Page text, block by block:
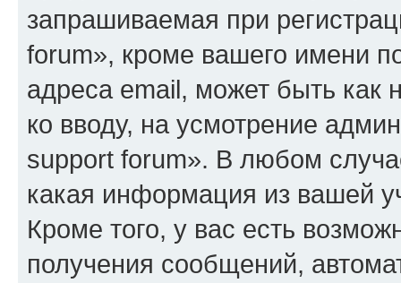
запрашиваемая при
forum», кроме вашего имени
адреса email, может быть как
ко вводу, на усмотрение
support forum». В любом
какая информация из вашей
Кроме того, у вас есть
получения сообщений,